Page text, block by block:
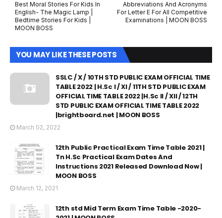
Abbreviations And Acronyms
For Letter E For All Competitive
Examinations | MOON BOSS
Best Moral Stories For Kids In
English- The Magic Lamp |
Bedtime Stories For Kids |
MOON BOSS
YOU MAY LIKE THESE POSTS
SSLC / X / 10TH STD PUBLIC EXAM OFFICIAL TIME
TABLE 2022 | H.Sc I / XI / 11TH STD PUBLIC EXAM
OFFICIAL TIME TABLE 2022 |H.Sc II / XII / 12TH
STD PUBLIC EXAM OFFICIAL TIME TABLE 2022
|brightboard.net | MOON BOSS
March 02, 2022
12th Public Practical Exam Time Table 2021 |
Tn H.Sc Practical Exam Dates And
Instructions 2021 Released Download Now |
MOON BOSS
March 12, 2021
12th std Mid Term Exam Time Table -2020-